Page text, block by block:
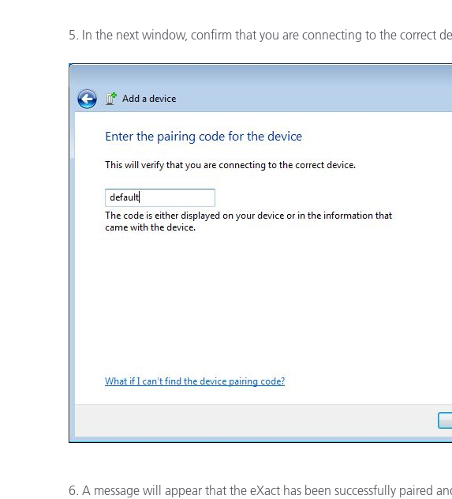
5. In the next window, confirm that you are connecting to the correct
6. A message will appear that the eXact has been successfully paired